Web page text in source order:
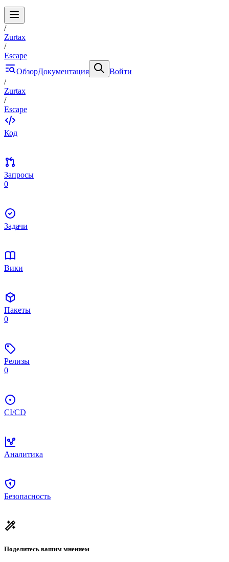
/
Zurtax
/
Escape
ОбзорДокументация
Войти
/
Zurtax
/
Escape
Код
Запросы
0
Задачи
Вики
Пакеты
0
Релизы
0
CI/CD
Аналитика
Безопасность
Поделитесь вашим мнением